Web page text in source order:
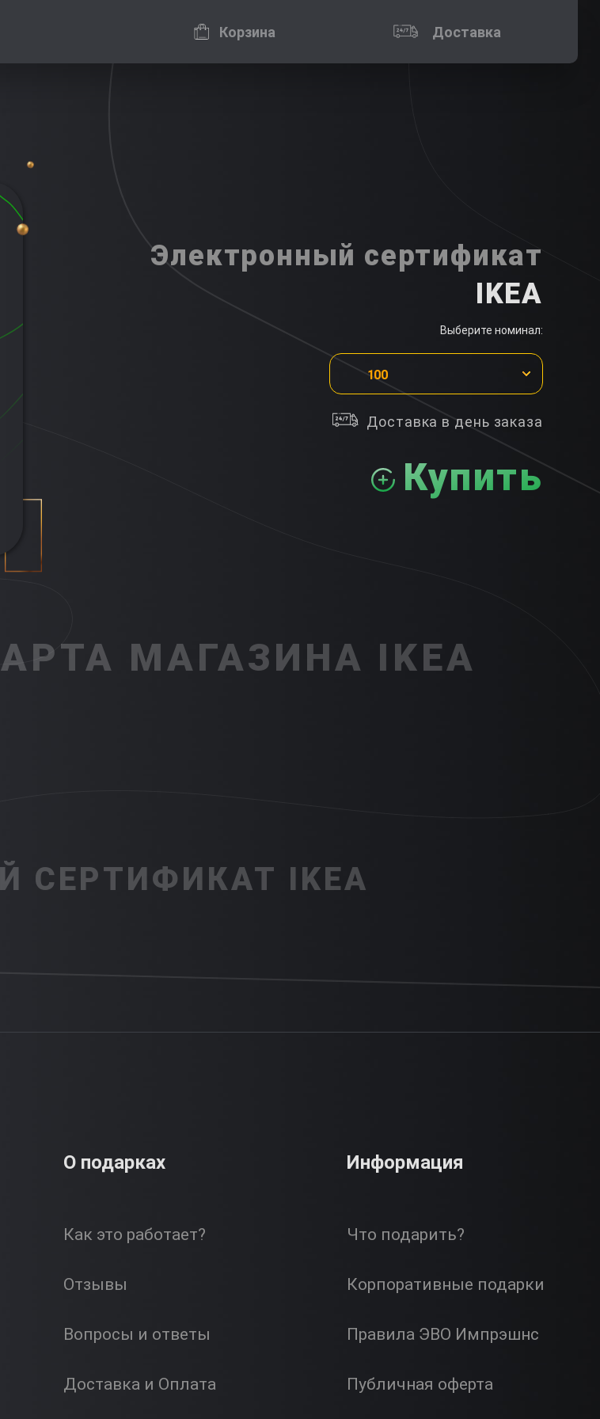
Корзина Доставка
Электронный сертификат
IKEA
Выберите номинал:
100
Доставка в день заказа
Купить
МАГАЗИНА IKEA
СЕРТИФИКАТ IKEA
О подарках
Как это работает?
Отзывы
Вопросы и ответы
Доставка и Оплата
Информация
Что подарить?
Корпоративные подарки
Правила ЭВО Импрэшнс
Публичная оферта